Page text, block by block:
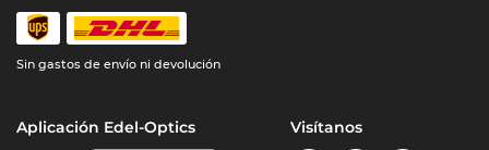
Sin gastos de envío ni devolución
Aplicación Edel-Optics Visítanos